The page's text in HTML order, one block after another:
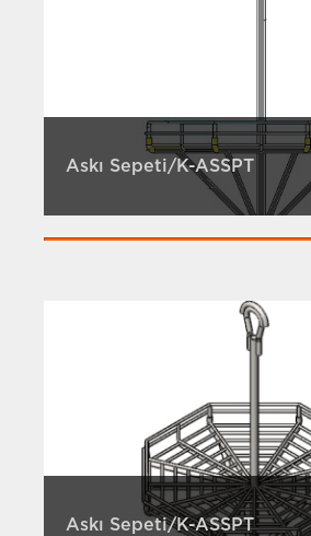
Askı Sepeti/K-ASSPT
Askı Sepeti/K-ASSPT